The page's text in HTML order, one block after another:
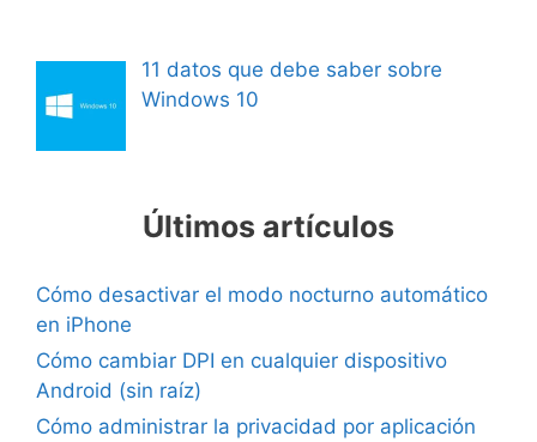
11 datos que debe saber sobre
Windows 10
Últimos artículos
Cómo desactivar el modo nocturno automático
en iPhone
Cómo cambiar DPI en cualquier dispositivo
Android (sin raíz)
Cómo administrar la privacidad por aplicación